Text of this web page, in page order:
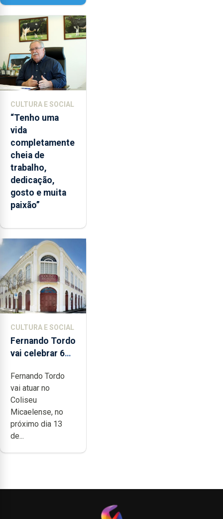
Paisagem’
CULTURA E SOCIAL
“Tenho uma
vida
completamente
cheia de
trabalho,
dedicação,
gosto e muita
paixão”
CULTURA E SOCIAL
Fernando Tordo
vai celebrar 60
no Coliseu
Micaelense
Fernando Tordo
vai atuar no
Coliseu
Micaelense, no
próximo dia 13
de...